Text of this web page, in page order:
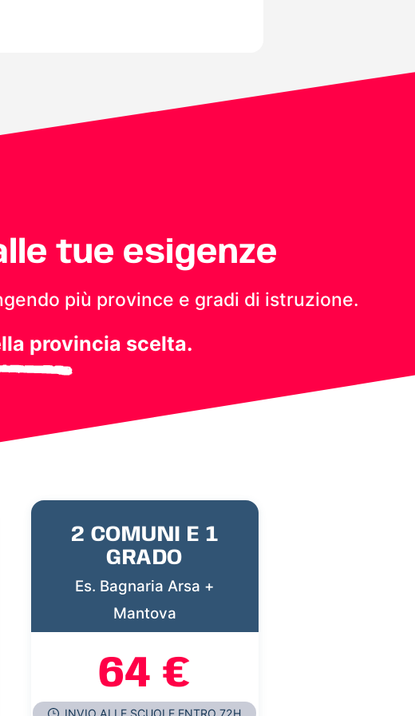
tue esigenze
più province e gradi di istruzione.
provincia scelta.
2 COMUNI E 1
GRADO
Es. Bagnaria Arsa +
Mantova
64 €
INVIO ALLE SCUOLE ENTRO 72H